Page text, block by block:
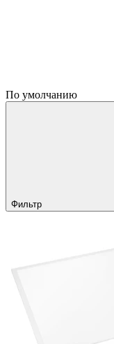
По умолчанию
Фильтр